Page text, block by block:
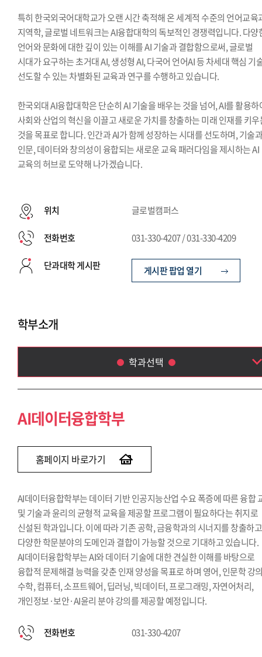
특히 한국외국어대학교가 오랜 시간 축적해 온 세계적 수준의 언어교육
지역학, 글로벌 네트워크는 AI융합대학의 독보적인 경쟁력입니다. 다양
언어와 문화에 대한 깊이 있는 이해를 AI 기술과 결합함으로써, 글로벌
시대가 요구하는 초거대 AI, 생성형 AI, 다국어 언어AI 등 차세대 핵심 기
선도할 수 있는 차별화된 교육과 연구를 수행하고 있습니다.
한국외대 AI융합대학은 단순히 AI 기술을 배우는 것을 넘어, AI를 활용하
사회와 산업의 혁신을 이끌고 새로운 가치를 창출하는 미래 인재를 키
것을 목표로 합니다. 인간과 AI가 함께 성장하는 시대를 선도하며, 기술
인문, 데이터와 창의성이 융합되는 새로운 교육 패러다임을 제시하는 AI
교육의 허브로 도약해 나가겠습니다.
위치 글로벌캠퍼스
전화번호 031-330-4207 / 031-330-4209
단과대학 게시판 게시판 팝업 열기
학부소개
학과선택
AI데이터융합학부
AI데이터융합학부
홈페이지 바로가기
AI데이터융합학부는 데이터 기반 인공지능산업 수요 폭증에 따른 융합
및 기술과 윤리의 균형적 교육을 제공할 프로그램이 필요하다는 취지로
신설된 학과입니다. 이에 따라 기존 공학, 금융학과의 시너지를 창출하고
다양한 학문분야의 도메인과 결합이 가능할 것으로 기대하고 있습니다.
AI데이터융합학부는 AI와 데이터 기술에 대한 견실한 이해를 바탕으로
융합적 문제해결 능력을 갖춘 인재 양성을 목표로 하며 영어, 인문학 강
수학, 컴퓨터, 소프트웨어, 딥러닝, 빅데이터, 프로그래밍, 자연어처리,
개인정보·보안·AI윤리 분야 강의를 제공할 예정입니다.
전화번호 031-330-4207